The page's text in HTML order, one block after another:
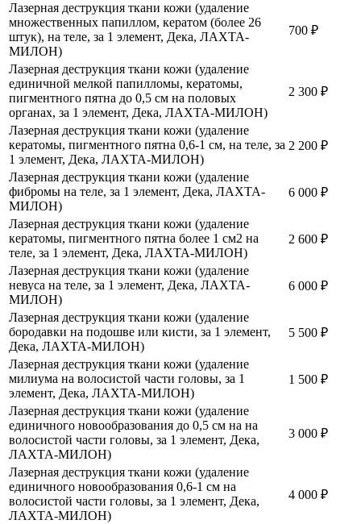
Лазерная деструкция ткани кожи (удаление
множественных папиллом, кератом (более 26
штук), на теле, за 1 элемент, Дека, ЛАХТА-
МИЛОН)
700 ₽
Лазерная деструкция ткани кожи (удаление
единичной мелкой папилломы, кератомы,
пигментного пятна до 0,5 см на половых
органах, за 1 элемент, Дека, ЛАХТА-МИЛОН)
2 300 ₽
Лазерная деструкция ткани кожи (удаление
кератомы, пигментного пятна 0,6-1 см, на теле, за
1 элемент, Дека, ЛАХТА-МИЛОН)
2 200 ₽
Лазерная деструкция ткани кожи (удаление
фибромы на теле, за 1 элемент, Дека, ЛАХТА-
МИЛОН)
6 000 ₽
Лазерная деструкция ткани кожи (удаление
кератомы, пигментного пятна более 1 см2 на
теле, за 1 элемент, Дека, ЛАХТА-МИЛОН)
2 600 ₽
Лазерная деструкция ткани кожи (удаление
невуса на теле, за 1 элемент, Дека, ЛАХТА-
МИЛОН)
6 000 ₽
Лазерная деструкция ткани кожи (удаление
бородавки на подошве или кисти, за 1 элемент,
Дека, ЛАХТА-МИЛОН)
5 500 ₽
Лазерная деструкция ткани кожи (удаление
милиума на волосистой части головы, за 1
элемент, Дека, ЛАХТА-МИЛОН)
1 500 ₽
Лазерная деструкция ткани кожи (удаление
единичного новообразования до 0,5 см на на
волосистой части головы, за 1 элемент, Дека,
ЛАХТА-МИЛОН)
3 000 ₽
Лазерная деструкция ткани кожи (удаление
единичного новообразования 0,6-1 см на
волосистой части головы, за 1 элемент, Дека,
ЛАХТА-МИЛОН)
4 000 ₽